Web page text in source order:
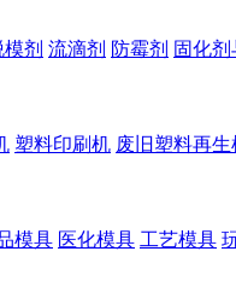
模剂 流滴剂 防霉剂 固化剂
塑料印刷机 废旧塑料再生
模具 医化模具 工艺模具